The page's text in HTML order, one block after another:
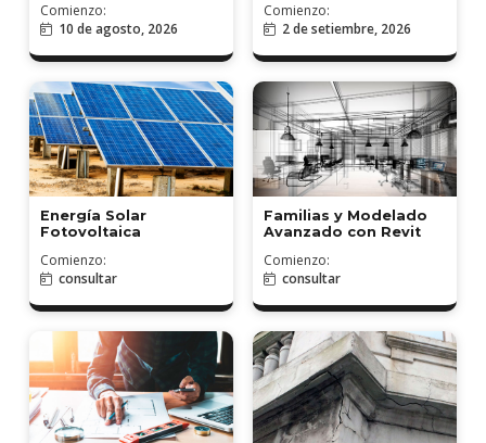
Comienzo:
10 de agosto, 2026
Comienzo:
2 de setiembre, 2026
Energía Solar
Fotovoltaica
Comienzo:
consultar
Familias y Modelado
Avanzado con Revit
Comienzo:
consultar